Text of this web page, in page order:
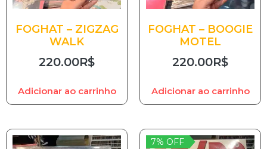
FOGHAT – ZIGZAG
WALK
220.00R$
Adicionar ao carrinho
FOGHAT – BOOGIE
MOTEL
220.00R$
Adicionar ao carrinho
7% OFF